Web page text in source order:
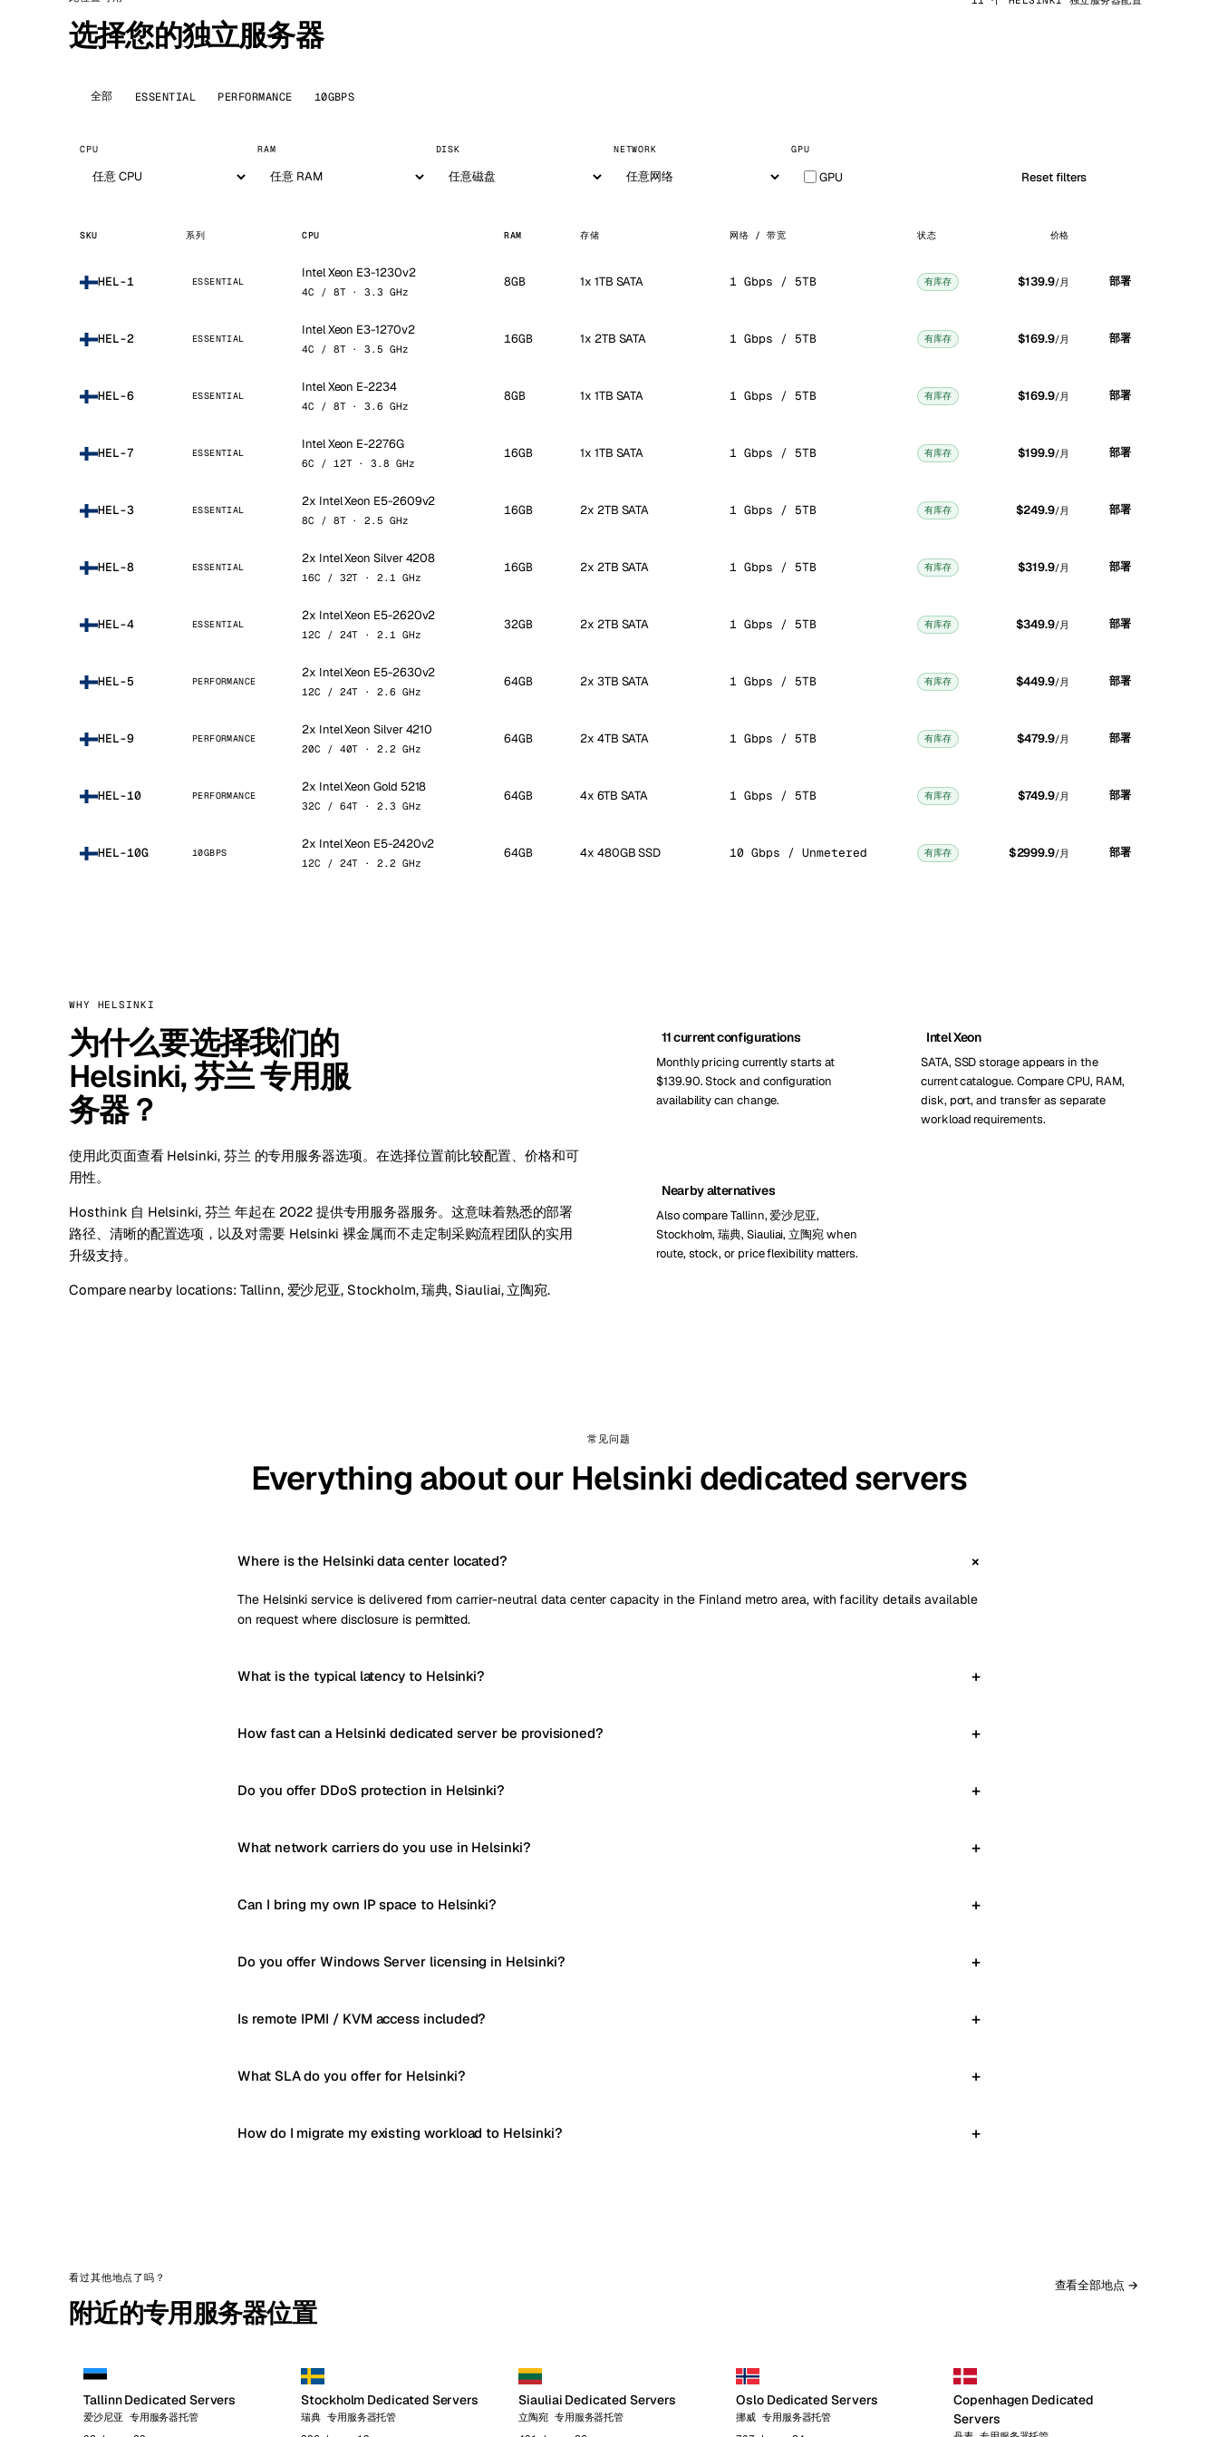
选择您的独立服务器
全部 ESSENTIAL PERFORMANCE 10GBPS
CPU RAM DISK NETWORK GPU
GPU Reset filters
SKU 系列 CPU RAM 存储 网络 / 带宽 状态 价格
HEL-1 ESSENTIAL
Intel Xeon E3-1230v2
4C / 8T · 3.3 GHz
8GB 1x 1TB SATA 1 Gbps / 5TB 有库存 $139.9/月 部署
HEL-2 ESSENTIAL
Intel Xeon E3-1270v2
4C / 8T · 3.5 GHz
16GB 1x 2TB SATA 1 Gbps / 5TB 有库存 $169.9/月 部署
HEL-6 ESSENTIAL
Intel Xeon E-2234
4C / 8T · 3.6 GHz
8GB 1x 1TB SATA 1 Gbps / 5TB 有库存 $169.9/月 部署
HEL-7 ESSENTIAL
Intel Xeon E-2276G
6C / 12T · 3.8 GHz
16GB 1x 1TB SATA 1 Gbps / 5TB 有库存 $199.9/月 部署
HEL-3 ESSENTIAL
2x Intel Xeon E5-2609v2
8C / 8T · 2.5 GHz
16GB 2x 2TB SATA 1 Gbps / 5TB 有库存 $249.9/月 部署
HEL-8 ESSENTIAL
2x Intel Xeon Silver 4208
16C / 32T · 2.1 GHz
16GB 2x 2TB SATA 1 Gbps / 5TB 有库存 $319.9/月 部署
HEL-4 ESSENTIAL
2x Intel Xeon E5-2620v2
12C / 24T · 2.1 GHz
32GB 2x 2TB SATA 1 Gbps / 5TB 有库存 $349.9/月 部署
HEL-5 PERFORMANCE
2x Intel Xeon E5-2630v2
12C / 24T · 2.6 GHz
64GB 2x 3TB SATA 1 Gbps / 5TB 有库存 $449.9/月 部署
HEL-9 PERFORMANCE
2x Intel Xeon Silver 4210
20C / 40T · 2.2 GHz
64GB 2x 4TB SATA 1 Gbps / 5TB 有库存 $479.9/月 部署
HEL-10 PERFORMANCE
2x Intel Xeon Gold 5218
32C / 64T · 2.3 GHz
64GB 4x 6TB SATA 1 Gbps / 5TB 有库存 $749.9/月 部署
HEL-10G 10GBPS
2x Intel Xeon E5-2420v2
12C / 24T · 2.2 GHz
64GB 4x 480GB SSD 10 Gbps / Unmetered 有库存 $2999.9/月 部署
WHY HELSINKI
为什么要选择我们的
Helsinki, 芬兰 专用服
务器？
使用此页面查看 Helsinki, 芬兰 的专用服务器选项。在选择位置前比较配置、价格和可
用性。
Hosthink 自 Helsinki, 芬兰 年起在 2022 提供专用服务器服务。这意味着熟悉的部署
路径、清晰的配置选项，以及对需要 Helsinki 裸金属而不走定制采购流程团队的实用
升级支持。
Compare nearby locations:Tallinn, 爱沙尼亚, Stockholm, 瑞典, Siauliai, 立陶宛.
11 current configurations
Monthly pricing currently starts at
$139.90. Stock and configuration
availability can change.
Intel Xeon
SATA, SSD storage appears in the
current catalogue. Compare CPU, RAM,
disk, port, and transfer as separate
workload requirements.
Nearby alternatives
Also compare Tallinn, 爱沙尼亚,
Stockholm, 瑞典, Siauliai, 立陶宛 when
route, stock, or price flexibility matters.
常见问题
Everything about our Helsinki dedicated servers
Where is the Helsinki data center located?
The Helsinki service is delivered from carrier-neutral data center capacity in the Finland metro area, with facility details available
on request where disclosure is permitted.
What is the typical latency to Helsinki?
How fast can a Helsinki dedicated server be provisioned?
Do you offer DDoS protection in Helsinki?
What network carriers do you use in Helsinki?
Can I bring my own IP space to Helsinki?
Do you offer Windows Server licensing in Helsinki?
Is remote IPMI / KVM access included?
What SLA do you offer for Helsinki?
How do I migrate my existing workload to Helsinki?
看过其他地点了吗？
附近的专用服务器位置
查看全部地点 →
Tallinn Dedicated Servers
爱沙尼亚 专用服务器托管
Stockholm Dedicated Servers
瑞典 专用服务器托管
Siauliai Dedicated Servers
立陶宛 专用服务器托管
Oslo Dedicated Servers
挪威 专用服务器托管
Copenhagen Dedicated
Servers